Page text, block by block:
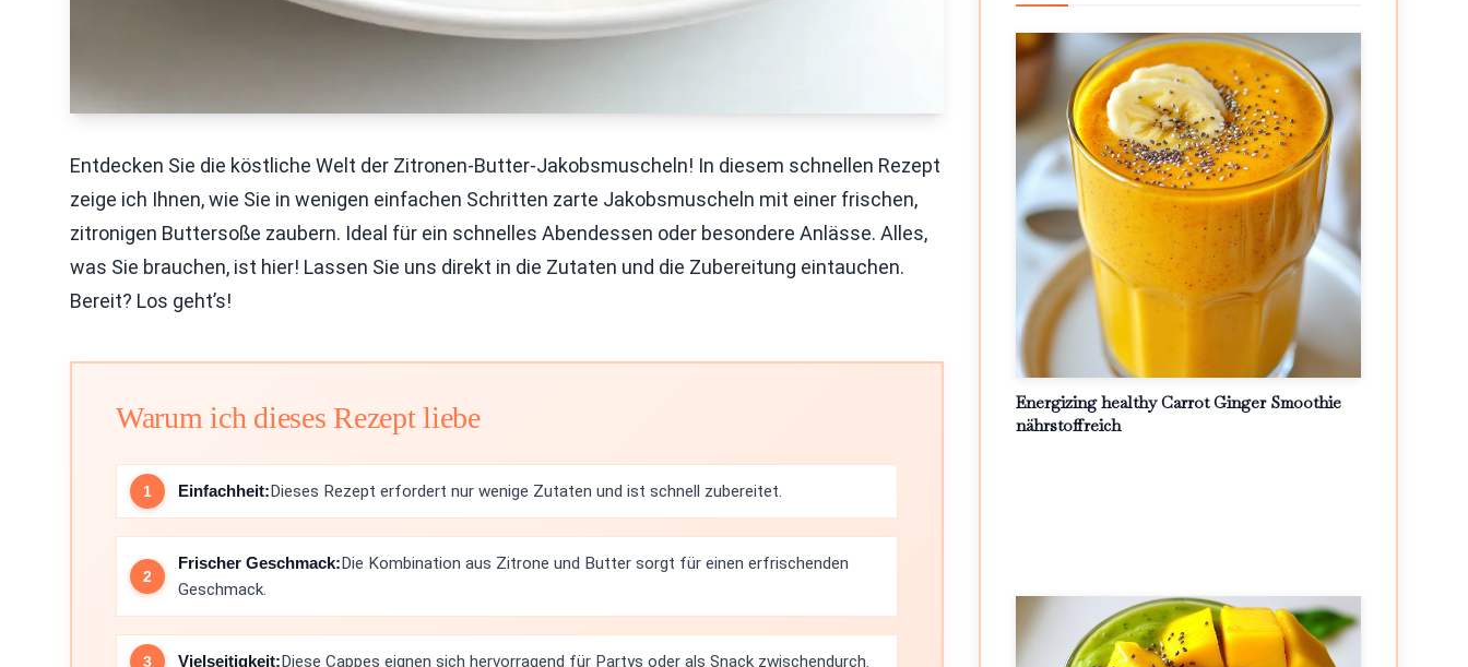
Entdecken Sie die köstliche Welt der Zitronen-Butter-Jakobsmuscheln! In diesem schnellen Rezept
zeige ich Ihnen, wie Sie in wenigen einfachen Schritten zarte Jakobsmuscheln mit einer frischen,
zitronigen Buttersoße zaubern. Ideal für ein schnelles Abendessen oder besondere Anlässe. Alles,
was Sie brauchen, ist hier! Lassen Sie uns direkt in die Zutaten und die Zubereitung eintauchen.
Bereit? Los geht’s!
Warum ich dieses Rezept liebe
Einfachheit:Dieses Rezept erfordert nur wenige Zutaten und ist schnell zubereitet.
Frischer Geschmack:Die Kombination aus Zitrone und Butter sorgt für einen erfrischenden
Geschmack.
Vielseitigkeit:Diese Cappes eignen sich hervorragend für Partys oder als Snack zwischendurch.
Energizing healthy Carrot Ginger Smoothie
nährstoffreich